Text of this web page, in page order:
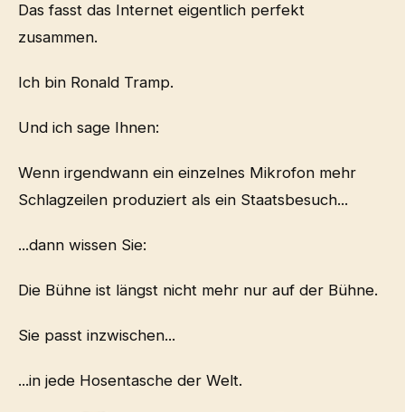
Das fasst das Internet eigentlich perfekt
zusammen.
Ich bin Ronald Tramp.
Und ich sage Ihnen:
Wenn irgendwann ein einzelnes Mikrofon mehr
Schlagzeilen produziert als ein Staatsbesuch...
...dann wissen Sie:
Die Bühne ist längst nicht mehr nur auf der Bühne.
Sie passt inzwischen...
...in jede Hosentasche der Welt.